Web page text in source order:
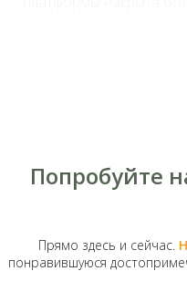
туристы: на открытых
Попробуйте
Прямо здесь и сейчас.
понравившуюся